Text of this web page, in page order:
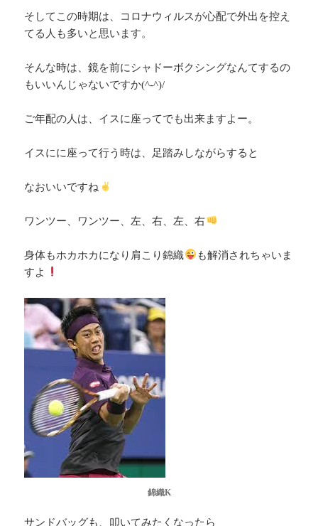
そしてこの時期は、コロナウィルスが心配で外出を控え
てる人も多いと思います。
そんな時は、鏡を前にシャドーボクシングなんてするの
もいいんじゃないですか(^-^)/
ご年配の人は、イスに座ってでも出来ますよー。
イスにに座って行う時は、足踏みしながらすると
なおいいですね
ワンツー、ワンツー、左、右、左、右
身体もホカホカになり肩こり錦織
も解消されちゃいま
すよ
錦織K
サンドバッグも、叩いてみたくなったら